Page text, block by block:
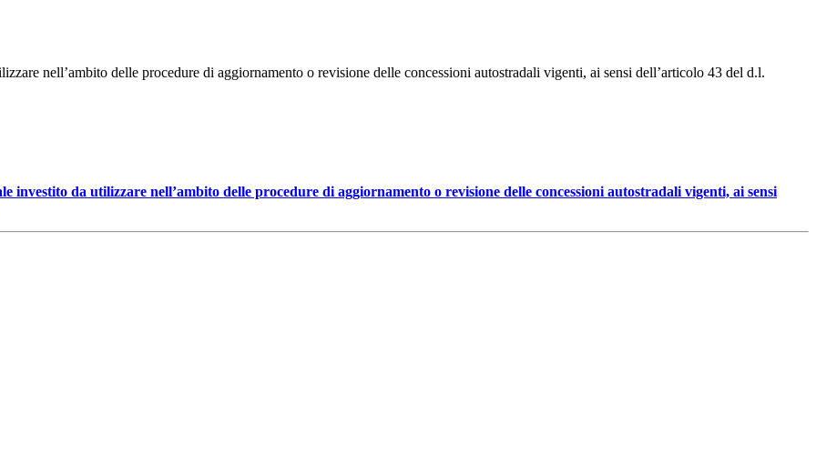
nell’ambito delle procedure di aggiornamento o revisione delle concessioni autostradali vigenti, ai sensi dell’articolo 43 del d.l.
investito da utilizzare nell’ambito delle procedure di aggiornamento o revisione delle concessioni autostradali vigenti, ai sensi